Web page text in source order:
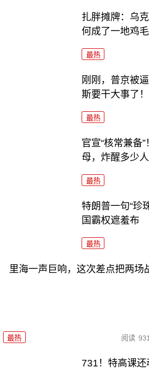
扎胖摊牌：乌
何成了一地鸡毛
最热
刚刚，普京被
斯要干大事了！
最热
官宣“核常兼备
母，炸醒多少人
最热
特朗普一句“珍
国霸权遮羞布
最热
里海一声巨响，这次差点把两场
最热 阅读
731！特高课